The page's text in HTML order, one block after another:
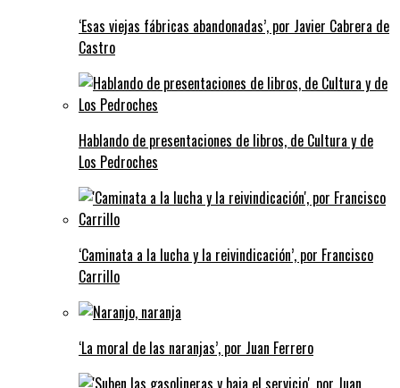
‘Esas viejas fábricas abandonadas’, por Javier Cabrera de
Castro
Hablando de presentaciones de libros, de Cultura y de
Los Pedroches
‘Caminata a la lucha y la reivindicación’, por Francisco
Carrillo
‘La moral de las naranjas’, por Juan Ferrero